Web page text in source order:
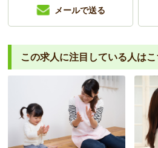
メールで送る
この求人に注目している人は